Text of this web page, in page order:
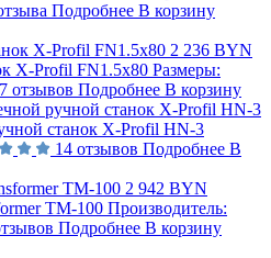
Подробнее В корзину
2 236 BYN
X-Profil FN1.5х80 Размеры:
отзывов Подробнее В корзину
станок X-Profil HN-3
14 отзывов Подробнее В
2 942 BYN
TM-100 Производитель:
Подробнее В корзину